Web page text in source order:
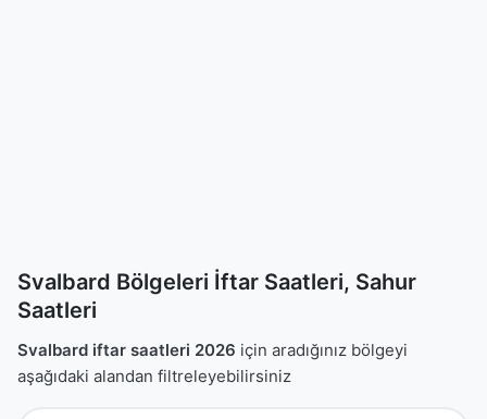
Svalbard Bölgeleri İftar Saatleri, Sahur
Saatleri
Svalbard iftar saatleri 2026 için aradığınız bölgeyi
aşağıdaki alandan filtreleyebilirsiniz